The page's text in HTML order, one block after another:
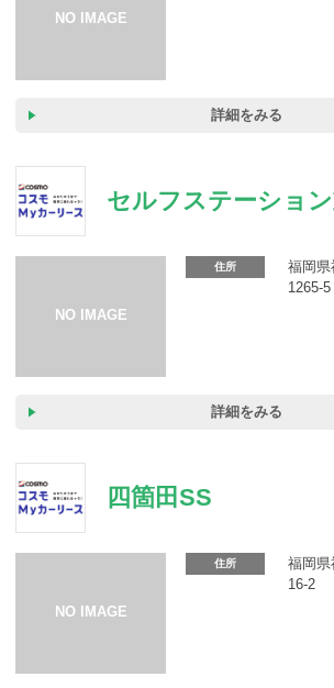
詳細をみる
セルフステーショ
住所
福岡
1265-5
詳細をみる
四箇田SS
住所
福岡
16-2